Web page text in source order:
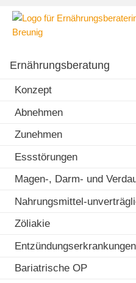
Skip
München - Lehel
Ernährungsberatung
Konzept
Abnehmen
Zunehmen
Essstörungen
Magen-, Darm- und
Nahrungsmittel-
Zöliakie
Entzündungserkrankungen
Bariatrische OP